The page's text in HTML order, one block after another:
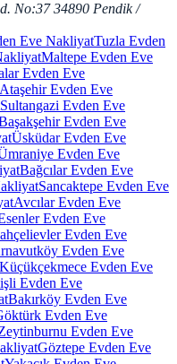
No:37 34890 Pendik /
Eve NakliyatTuzla Evden
Maltepe Evden Eve
Evden Eve
Ataşehir Evden Eve
Sultangazi Evden Eve
Evden Eve
Üsküdar Evden Eve
Evden Eve
Bağcılar Evden Eve
Sancaktepe Evden Eve
Avcılar Evden Eve
Evden Eve
Evden Eve
Evden Eve
Küçükçekmece Evden Eve
Evden Eve
Bakırköy Evden Eve
Evden Eve
Evden Eve
Göztepe Evden Eve